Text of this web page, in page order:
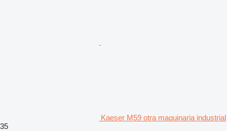
Kaeser M59 otra maquinaria industrial
35